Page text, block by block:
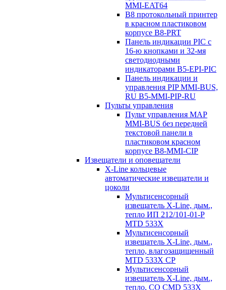
MMI-EAT64
B8 протокольный принтер
в красном пластиковом
корпусе B8-PRT
Панель индикации PIC с
16-ю кнопками и 32-мя
светодиодными
индикаторами B5-EPI-PIC
Панель индикации и
управления PIP MMI-BUS,
RU B5-MMI-PIP-RU
Пульты управления
Пульт управления MAP
MMI-BUS без передней
текстовой панели в
пластиковом красном
корпусе B8-MMI-CIP
Извещатели и оповещатели
X-Line кольцевые
автоматические извещатели и
цоколи
Мультисенсорный
извещатель X-Line, дым.,
тепло ИП 212/101-01-P
MTD 533X
Мультисенсорный
извещатель X-Line, дым.,
тепло, влагозащищенный
MTD 533X CP
Мультисенсорный
извещатель X-Line, дым.,
тепло, СО CMD 533X